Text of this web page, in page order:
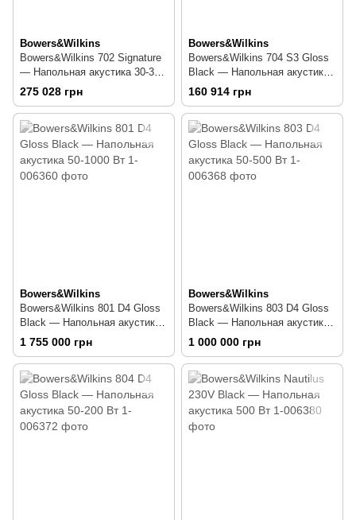
Bowers&Wilkins
Bowers&Wilkins 702 Signature
— Напольная акустика 30-300
Вт
275 028 грн
Bowers&Wilkins
Bowers&Wilkins 704 S3 Gloss
Black — Напольная акустика
30-150 Вт
160 914 грн
Bowers&Wilkins
Bowers&Wilkins 801 D4 Gloss
Black — Напольная акустика
50-1000 Вт
1 755 000 грн
Bowers&Wilkins
Bowers&Wilkins 803 D4 Gloss
Black — Напольная акустика
50-500 Вт
1 000 000 грн